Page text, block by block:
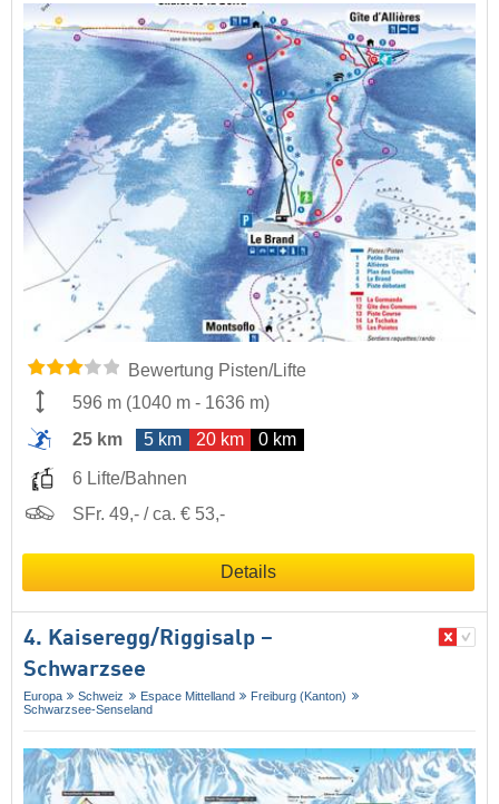
Bewertung Pisten/Lifte
596 m (1040 m - 1636 m)
25 km
5 km 20 km 0 km
6 Lifte/Bahnen
SFr. 49,- / ca. € 53,-
Details
4. Kaiseregg/​Riggisalp –
Schwarzsee
Europa Schweiz Espace Mittelland
Freiburg (Kanton)
Schwarzsee-Senseland